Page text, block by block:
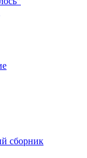
сборник